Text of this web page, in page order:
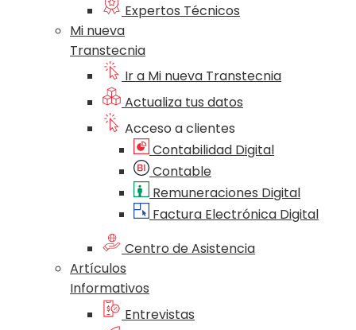
Expertos Técnicos
Mi nueva
Transtecnia
Ir a Mi nueva Transtecnia
Actualiza tus datos
Acceso a clientes
Contabilidad Digital
Contable
Remuneraciones Digital
Factura Electrónica Digital
Centro de Asistencia
Artículos
Informativos
Entrevistas